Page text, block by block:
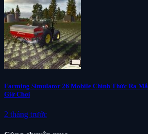
Farming Simulator 26 Mobile Chính Thức Ra
Giờ Chơi
2 tháng trước